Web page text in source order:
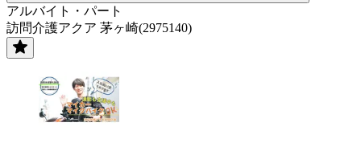
アルバイト・パート
訪問介護アクア 茅ヶ崎(2975140)